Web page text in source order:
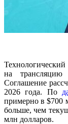
на
Соглашение
2026 года. По
примерно в $700
больше, чем
млн долларов.